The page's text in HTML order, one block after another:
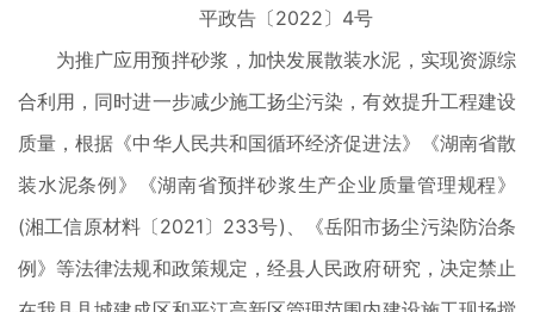
平政告〔2022〕4号
为推广应用预拌砂浆，加快发展散装水泥，实现资源综
合利用，同时进一步减少施工扬尘污染，有效提升工程建设
质量，根据《中华人民共和国循环经济促进法》《湖南省散
装水泥条例》《湖南省预拌砂浆生产企业质量管理规程》
(湘工信原材料〔2021〕233号)、《岳阳市扬尘污染防治条
例》等法律法规和政策规定，经县人民政府研究，决定禁止